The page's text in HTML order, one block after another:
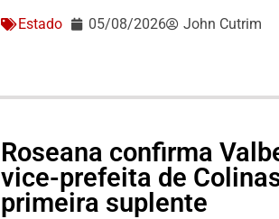
Estado 05/08/2026 John Cutrim
Roseana confirma
vice-prefeita de
primeira suplente